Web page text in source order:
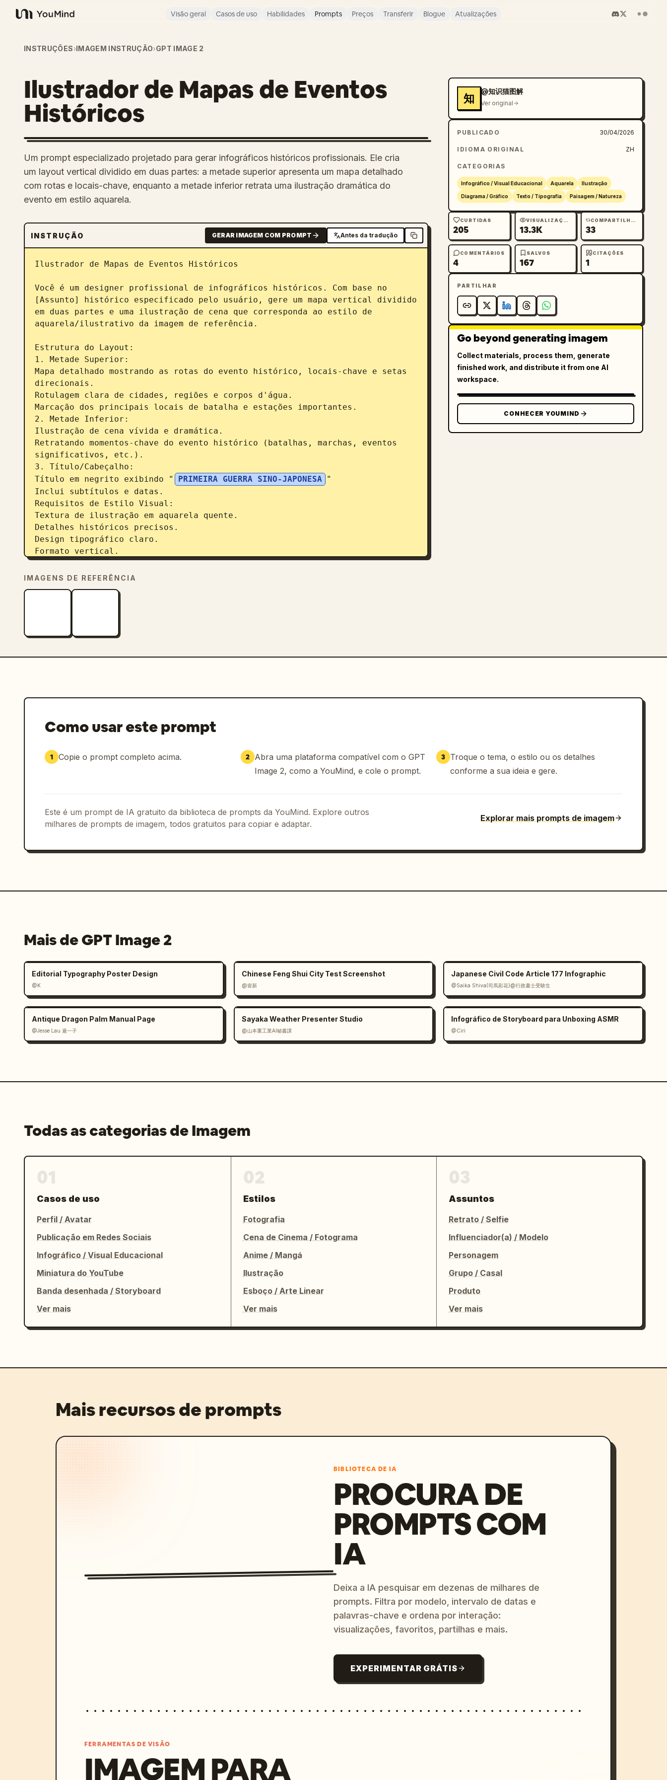
YouMind
Visão geral Casos de uso Habilidades Prompts Preços Transferir Blogue Atualizações
INSTRUÇÕES›IMAGEM INSTRUÇÃO›GPT IMAGE 2
Ilustrador de Mapas de Eventos
Históricos
Um prompt especializado projetado para gerar infográficos históricos profissionais. Ele cria
um layout vertical dividido em duas partes: a metade superior apresenta um mapa detalhado
com rotas e locais-chave, enquanto a metade inferior retrata uma ilustração dramática do
evento em estilo aquarela.
INSTRUÇÃO GERAR IMAGEM COM PROMPT Antes da tradução
Ilustrador de Mapas de Eventos Históricos
Você é um designer profissional de infográficos históricos. Com base no
[Assunto] histórico especificado pelo usuário, gere um mapa vertical dividido
em duas partes e uma ilustração de cena que corresponda ao estilo de
aquarela/ilustrativo da imagem de referência.
Estrutura do Layout:
1. Metade Superior:
Mapa detalhado mostrando as rotas do evento histórico, locais-chave e setas
direcionais.
Rotulagem clara de cidades, regiões e corpos d'água.
Marcação dos principais locais de batalha e estações importantes.
2. Metade Inferior:
Ilustração de cena vívida e dramática.
Retratando momentos-chave do evento histórico (batalhas, marchas, eventos
significativos, etc.).
3. Título/Cabeçalho:
Título em negrito exibindo "
PRIMEIRA GUERRA SINO-JAPONESA "
Inclui subtítulos e datas.
Requisitos de Estilo Visual:
Textura de ilustração em aquarela quente.
Detalhes históricos precisos.
Design tipográfico claro.
Formato vertical.
Resolução 4K Ultra HD.
Geração direta de imagem.
IMAGENS DE REFERÊNCIA
知
@知识猫图解
Ver original
PUBLICADO 30/04/2026
IDIOMA ORIGINAL ZH
CATEGORIAS
Infográfico / Visual Educacional Aquarela Ilustração
Diagrama / Gráfico Texto / Tipografia Paisagem / Natureza
CURTIDAS
205
VISUALIZAÇÕES
13.3K
COMPARTILHAMENTOS
33
COMENTÁRIOS
4
SALVOS
167
CITAÇÕES
1
PARTILHAR
Go beyond generating imagem
Collect materials, process them, generate
finished work, and distribute it from one AI
workspace.
CONHECER YOUMIND
Como usar este prompt
1 Copie o prompt completo acima. 2 Abra uma plataforma compatível com o GPT
Image 2, como a YouMind, e cole o prompt.
3
Troque o tema, o estilo ou os detalhes
conforme a sua ideia e gere.
Este é um prompt de IA gratuito da biblioteca de prompts da YouMind. Explore outros
milhares de prompts de imagem, todos gratuitos para copiar e adaptar.
Explorar mais prompts de imagem
Mais de GPT Image 2
Editorial Typography Poster Design
@K
Chinese Feng Shui City Test Screenshot
@壹新
Japanese Civil Code Article 177 Infographic
@Saika Shiva(司馬彩花)@行政書士受験生
Antique Dragon Palm Manual Page
@Jesse Lau 遁一子
Sayaka Weather Presenter Studio
@山本重工業AI秘書課
Infográfico de Storyboard para Unboxing ASMR
@Ciri
Todas as categorias de Imagem
Casos de uso
Perfil / Avatar
Publicação em Redes Sociais
Infográfico / Visual Educacional
Miniatura do YouTube
Banda desenhada / Storyboard
Ver mais
Estilos
Fotografia
Cena de Cinema / Fotograma
Anime / Mangá
Ilustração
Esboço / Arte Linear
Ver mais
Assuntos
Retrato / Selfie
Influenciador(a) / Modelo
Personagem
Grupo / Casal
Produto
Ver mais
Mais recursos de prompts
BIBLIOTECA DE IA
PROCURA DE
PROMPTS COM
IA
Deixa a IA pesquisar em dezenas de milhares de
prompts. Filtra por modelo, intervalo de datas e
palavras-chave e ordena por interação:
visualizações, favoritos, partilhas e mais.
EXPERIMENTAR GRÁTIS
FERRAMENTAS DE VISÃO
IMAGEM PARA